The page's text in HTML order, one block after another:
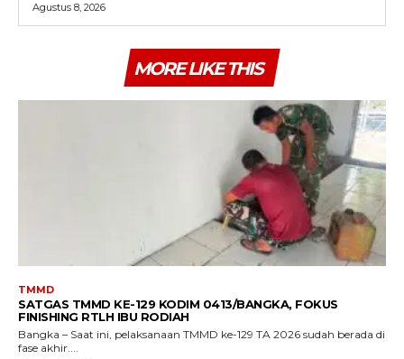
Agustus 8, 2026
MORE LIKE THIS
TMMD
SATGAS TMMD KE-129 KODIM 0413/BANGKA, FOKUS
FINISHING RTLH IBU RODIAH
Bangka – Saat ini, pelaksanaan TMMD ke-129 TA 2026 sudah berada di
fase akhir....